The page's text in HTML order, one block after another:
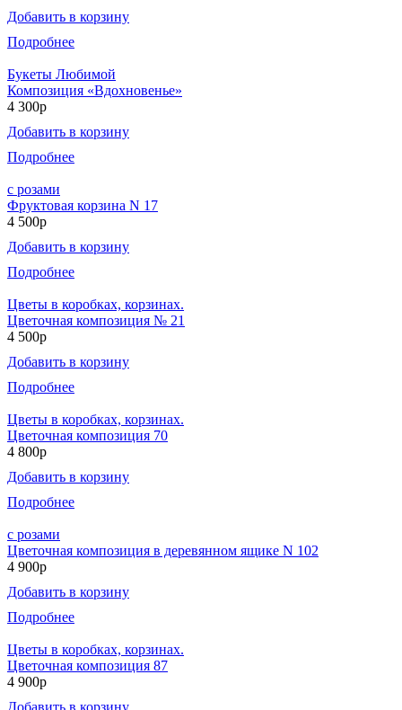
Добавить в корзину
Подробнее
Букеты Любимой
Композиция «Вдохновенье»
4 300р
Добавить в корзину
Подробнее
с розами
Фруктовая корзина N 17
4 500р
Добавить в корзину
Подробнее
Цветы в коробках, корзинах.
Цветочная композиция № 21
4 500р
Добавить в корзину
Подробнее
Цветы в коробках, корзинах.
Цветочная композиция 70
4 800р
Добавить в корзину
Подробнее
с розами
Цветочная композиция в деревянном ящике N 102
4 900р
Добавить в корзину
Подробнее
Цветы в коробках, корзинах.
Цветочная композиция 87
4 900р
Добавить в корзину